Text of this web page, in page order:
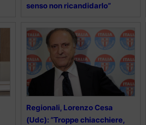
senso non ricandidarlo”
Regionali, Lorenzo Cesa
(Udc): “Troppe chiacchiere,